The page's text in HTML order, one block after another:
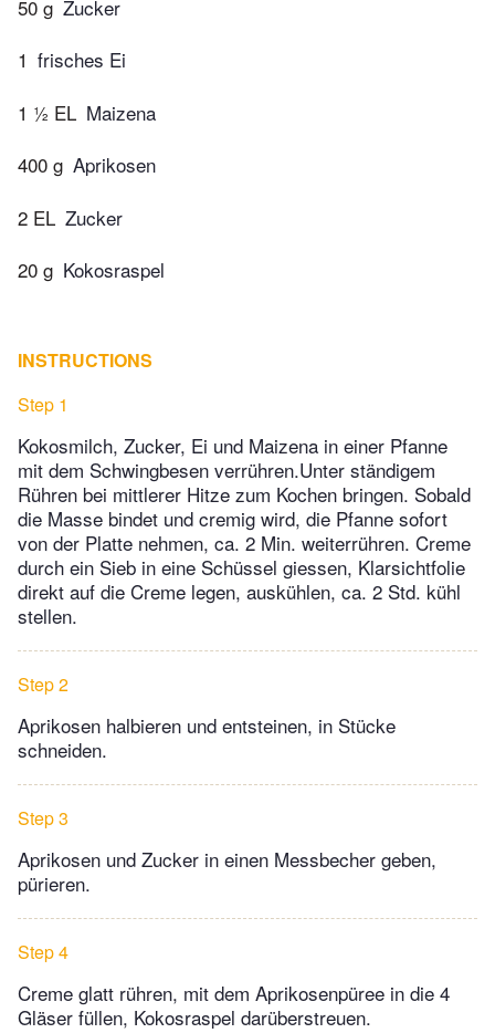
50 g Zucker
1 frisches Ei
1 ½ EL Maizena
400 g Aprikosen
2 EL Zucker
20 g Kokosraspel
INSTRUCTIONS
Step 1
Kokosmilch, Zucker, Ei und Maizena in einer Pfanne
mit dem Schwingbesen verrühren.Unter ständigem
Rühren bei mittlerer Hitze zum Kochen bringen. Sobald
die Masse bindet und cremig wird, die Pfanne sofort
von der Platte nehmen, ca. 2 Min. weiterrühren. Creme
durch ein Sieb in eine Schüssel giessen, Klarsichtfolie
direkt auf die Creme legen, auskühlen, ca. 2 Std. kühl
stellen.
Step 2
Aprikosen halbieren und entsteinen, in Stücke
schneiden.
Step 3
Aprikosen und Zucker in einen Messbecher geben,
pürieren.
Step 4
Creme glatt rühren, mit dem Aprikosenpüree in die 4
Gläser füllen, Kokosraspel darüberstreuen.